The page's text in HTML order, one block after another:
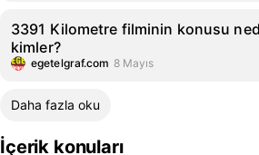
3391 Kilometre filminin konusu
kimler?
egetelgraf.com 8 Mayıs
Daha fazla oku
İçerik konuları